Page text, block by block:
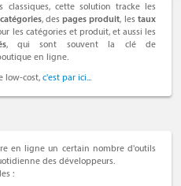
classiques, cette solution tracke les
, despages produit, lestaux
les catégories et produit, et aussi les
, qui sont souvent la clé de
en ligne.
low-cost,c'est par ici...
en ligne un certain nombre d'outils
des développeurs.
: